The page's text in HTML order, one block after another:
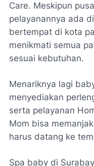
Care. Meskipun
pelayanannya ada
bertempat di kota
menikmati semua
sesuai kebutuhan.
Menariknya lagi
menyediakan
serta pelayanan
Mom bisa
harus datang ke
Spa baby di